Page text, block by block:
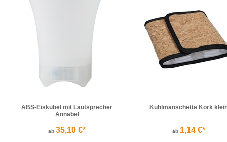
ABS-Eiskübel mit Lautsprecher
Annabel
ab 35,10 €*
Kühlmanschette Kork
ab 1,14 €*